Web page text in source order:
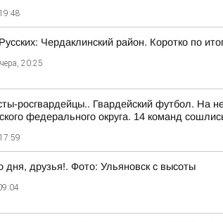
Чердаклинский район. Коротко по
20:25
росгвардейцы.. Гвардейский футбол. На
федерального округа. 14 команд
дня, друзья!. Фото: Ульяновск с высоты